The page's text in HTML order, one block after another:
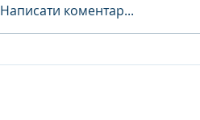
Написати коментар...